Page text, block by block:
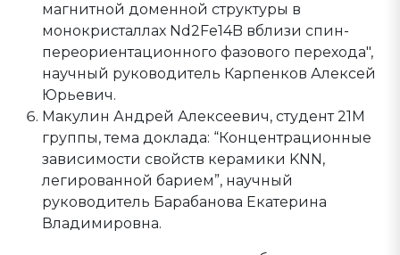
магнитной доменной структуры в
монокристаллах Nd2Fe14B вблизи спин-
переориентационного фазового перехода",
научный руководитель Карпенков Алексей
Юрьевич.
Макулин Андрей Алексеевич, студент 21М
группы, тема доклада: “Концентрационные
зависимости свойств керамики KNN,
легированной барием”, научный
руководитель Барабанова Екатерина
Владимировна.